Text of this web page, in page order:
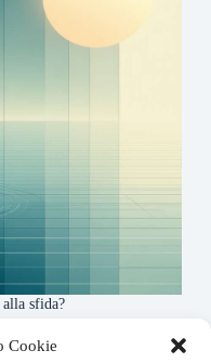
Cookie
sfida?